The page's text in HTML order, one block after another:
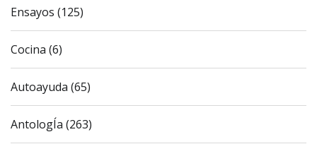
Ensayos (125)
Cocina (6)
Autoayuda (65)
AntologÍa (263)